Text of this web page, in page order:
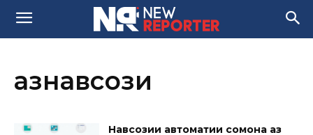
азнавсози
Навсозии автоматии сомона аз